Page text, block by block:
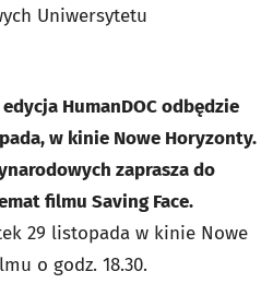
Uniwersytetu
HumanDOC odbędzie
w kinie Nowe Horyzonty.
zaprasza do
filmu Saving Face.
29 listopada w kinie Nowe
o godz. 18.30.